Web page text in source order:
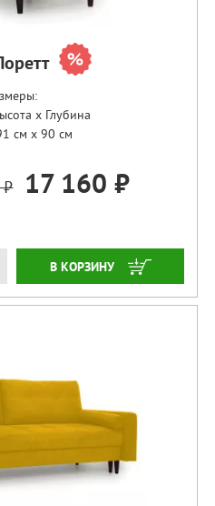
x Глубина
см x 90 см
₽ 17 160 ₽
ЗАКАЗАТЬ